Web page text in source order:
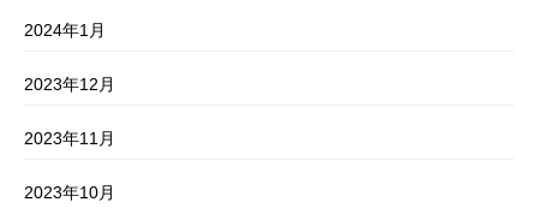
2024年1月
2023年12月
2023年11月
2023年10月